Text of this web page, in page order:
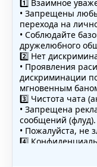
1️⃣ Взаимное
• Запрещены
перехода на
• Соблюдайте
дружелюбного
2️⃣ Нет
• Проявления
дискриминации
мгновенным
3️⃣ Чистота чата
• Запрещена
сообщений (флуд).
• Пожалуйста, не
4️⃣
• Не публикуйте
(телефоны,